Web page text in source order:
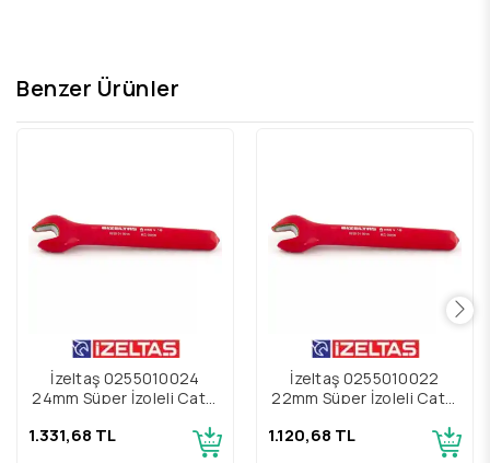
Benzer Ürünler
İzeltaş 0255010024
24mm Süper İzoleli Çatal
1.331,68 TL
İzeltaş 0255010022
22mm Süper İzoleli Çatal
1.120,68 TL